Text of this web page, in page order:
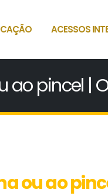
ACESSOS
ao pincel |
ou ao